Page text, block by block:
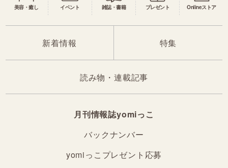
美容・癒し イベント 雑誌・書籍 プレゼント Onlineストア
新着情報 特集
読み物・連載記事
月刊情報誌yomiっこ
バックナンバー
yomiっこプレゼント応募